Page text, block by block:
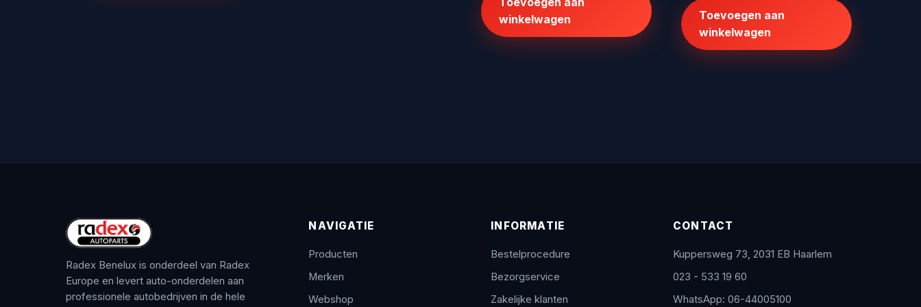
€1.075,00.€875,00.
winkelwagen
€503,80.€379,95.
Toevoegen aan
winkelwagen
Radex Benelux is onderdeel van Radex
Europe en levert auto-onderdelen aan
professionele autobedrijven in de hele
NAVIGATIE
Producten
Merken
Webshop
INFORMATIE
Bestelprocedure
Bezorgservice
Zakelijke klanten
CONTACT
Kuppersweg 73, 2031 EB Haarlem
023 - 533 19 60
WhatsApp: 06-44005100